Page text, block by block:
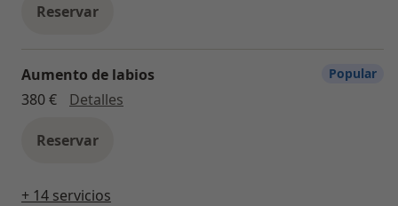
Reservar
Aumento de labios
380 €
Detalles
Reservar
Popular
+ 14 servicios